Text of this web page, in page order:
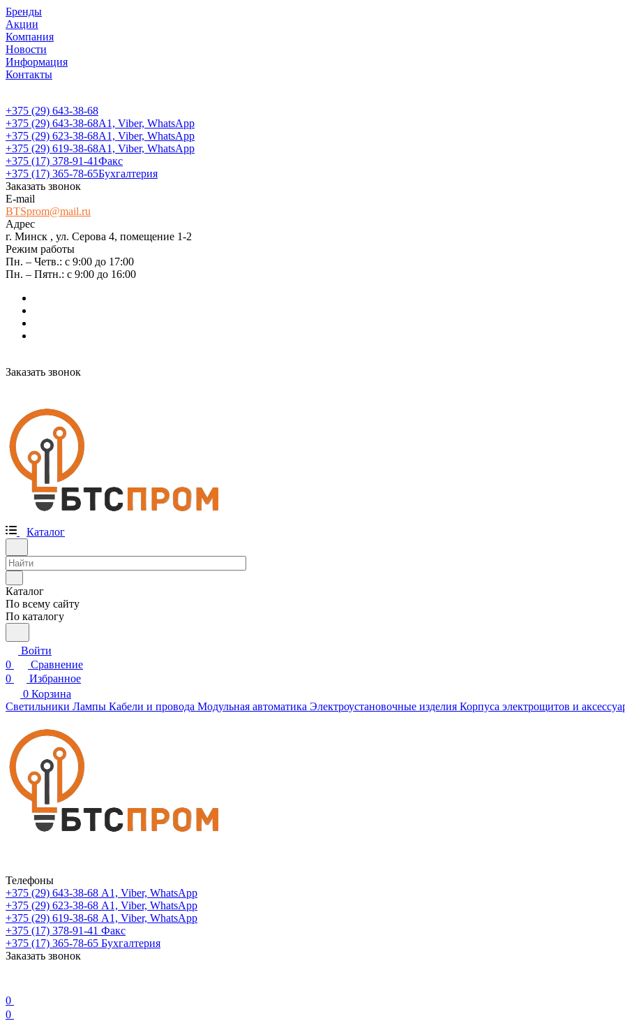
Бренды
Акции
Компания
Новости
Информация
Контакты
+375 (29) 643-38-68
+375 (29) 643-38-68А1, Viber, WhatsApp
+375 (29) 623-38-68А1, Viber, WhatsApp
+375 (29) 619-38-68А1, Viber, WhatsApp
+375 (17) 378-91-41Факс
+375 (17) 365-78-65Бухгалтерия
Заказать звонок
E-mail
BTSprom@mail.ru
Адрес
г. Минск , ул. Серова 4, помещение 1-2
Режим работы
Пн. – Четв.: с 9:00 до 17:00
Пн. – Пятн.: с 9:00 до 16:00
Заказать звонок
Каталог
Каталог
По всему сайту
По каталогу
Войти
0
Сравнение
0
Избранное
0 Корзина
Светильники Лампы Кабели и провода Модульная автоматика Электроустановочные изделия Корпуса электрощитов и
Телефоны
+375 (29) 643-38-68 А1, Viber, WhatsApp
+375 (29) 623-38-68 А1, Viber, WhatsApp
+375 (29) 619-38-68 А1, Viber, WhatsApp
+375 (17) 378-91-41 Факс
+375 (17) 365-78-65 Бухгалтерия
Заказать звонок
0
0